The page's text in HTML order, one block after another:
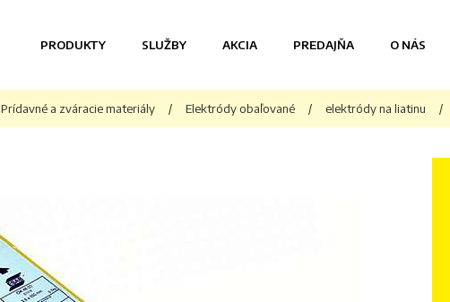
PRODUKTY SLUŽBY AKCIA PREDAJŇA O NÁS
Prídavné a zváracie materiály / Elektródy obaľované / elektródy na liatinu /